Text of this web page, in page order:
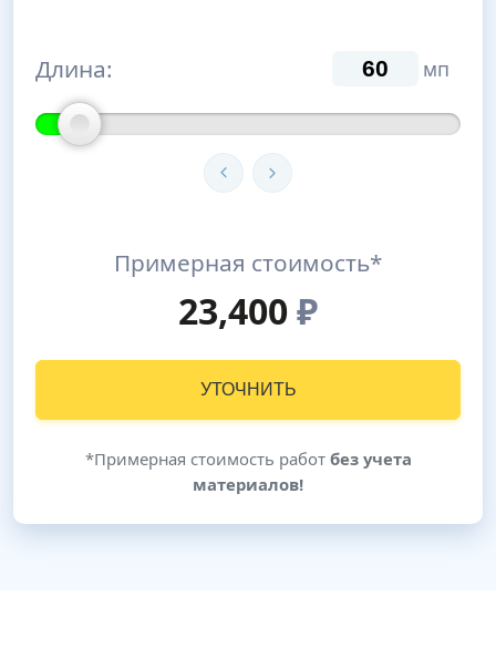
Длина: мп
Примерная стоимость*
23,400₽
УТОЧНИТЬ
*Примерная стоимость работ без учета
материалов!